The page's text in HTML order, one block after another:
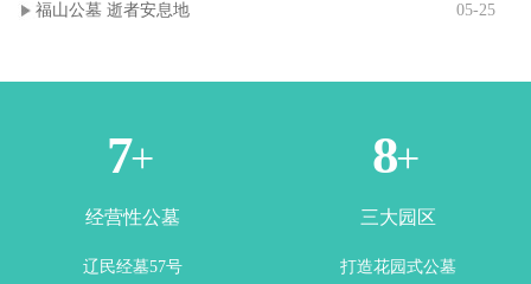
05-25
福山公墓 逝者安息地
1+
经营性公墓
辽民经墓57号
3+
三大园区
打造花园式公墓